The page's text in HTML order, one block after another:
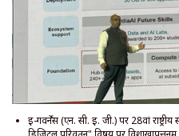
ई-गवर्नेंस (एन. सी. ई. जी.) पर 28वां